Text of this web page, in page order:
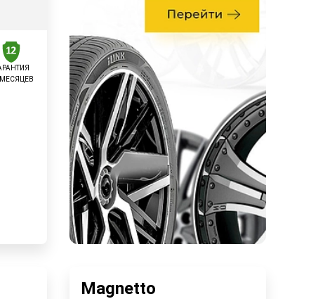
МЕСЯЦЕВ
Magnetto